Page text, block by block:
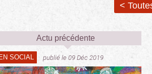
<
Actu précédente
SOCIAL publié le 09 Déc 2019